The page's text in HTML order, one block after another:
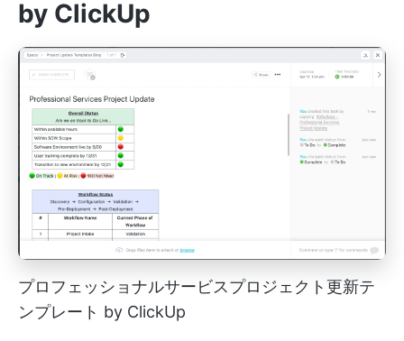
by ClickUp
プロフェッショナルサービスプロジェクト更新テ
ンプレート by ClickUp